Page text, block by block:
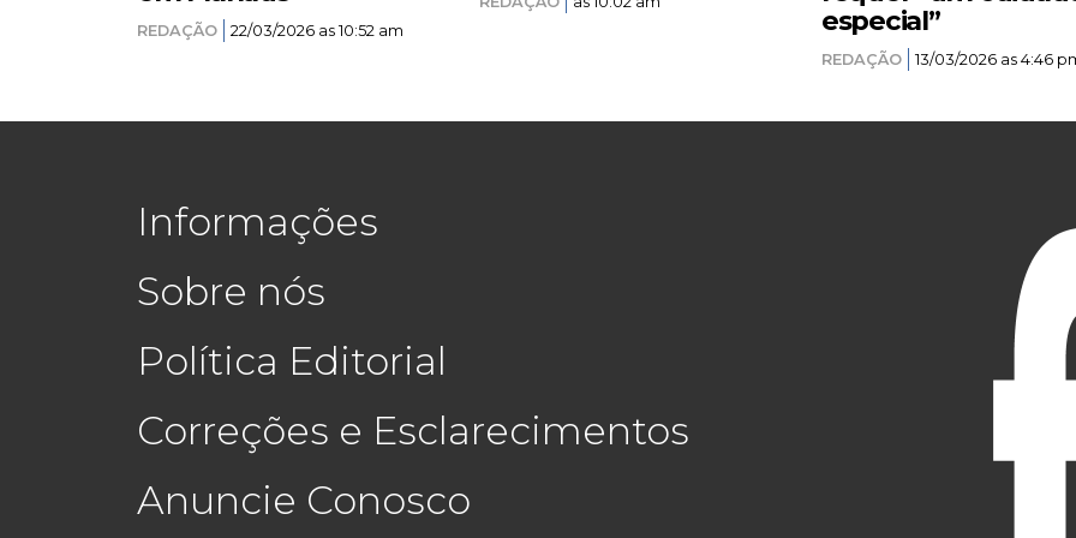
REDAÇÃO 22/03/2026 as 10:52 am
especial”
REDAÇÃO 13/03/2026 as 4:46
Informações
Sobre nós
Política Editorial
Correções e Esclarecimentos
Anuncie Conosco